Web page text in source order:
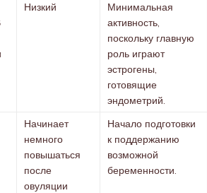
Низкий
Минимальная
активность,
поскольку главную
роль играют
эстрогены,
готовящие
эндометрий.
Начинает
немного
повышаться
после
овуляции
Начало подготовки
к поддержанию
возможной
беременности.